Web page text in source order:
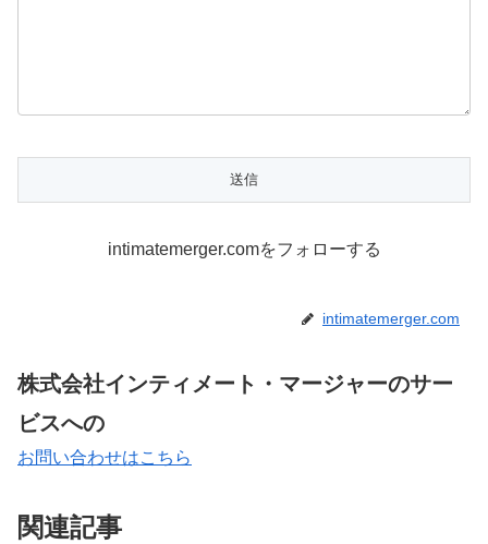
intimatemerger.comをフォローする
intimatemerger.com
株式会社インティメート・マージャーのサー
ビスへの
お問い合わせはこちら
関連記事